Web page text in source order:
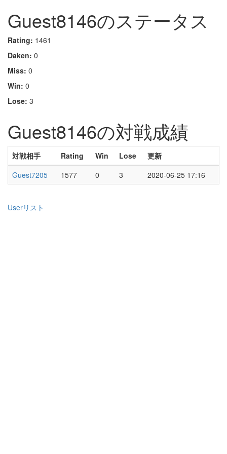
Guest8146のステータス
Rating: 1461
Daken: 0
Miss: 0
Win: 0
Lose: 3
Guest8146の対戦成績
対戦相手 Rating Win Lose
更新
Guest7205
1577 0 3 2020-06-25 17:16
Userリスト